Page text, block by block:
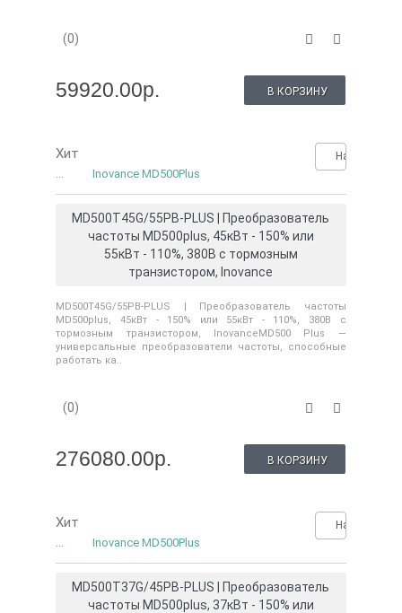
(0)
59920.00р. В КОРЗИНУ
Хит Нашли
... Inovance MD500Plus
MD500T45G/55PB-PLUS | Преобразователь
частоты MD500plus, 45кВт - 150% или
55кВт - 110%, 380В с тормозным
транзистором, Inovance
MD500T45G/55PB-PLUS | Преобразователь частоты
MD500plus, 45кВт - 150% или 55кВт - 110%, 380В с
тормозным транзистором, InovanceMD500 Plus —
универсальные преобразователи частоты, способные
работать ка..
(0)
276080.00р. В КОРЗИНУ
Хит Нашли
... Inovance MD500Plus
MD500T37G/45PB-PLUS | Преобразователь
частоты MD500plus, 37кВт - 150% или